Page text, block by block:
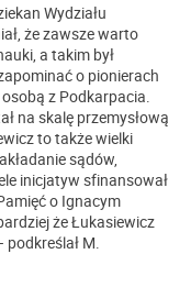
Wydziału
że zawsze warto
a takim był
o pionierach
z Podkarpacia.
na skalę przemysłową
to także wielki
sądów,
inicjatyw sfinansował
o Ignacym
że Łukasiewicz
M.